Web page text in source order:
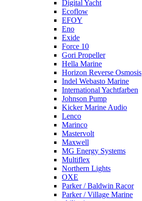
Digital Yacht
Ecoflow
EFOY
Eno
Exide
Force 10
Gori Propeller
Hella Marine
Horizon Reverse Osmosis
Indel Webasto Marine
International Yachtfarben
Johnson Pump
Kicker Marine Audio
Lenco
Marinco
Mastervolt
Maxwell
MG Energy Systems
Multiflex
Northern Lights
OXE
Parker / Baldwin Racor
Parker / Village Marine